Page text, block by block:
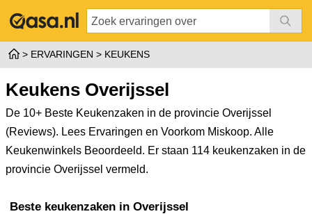
ERVARINGEN KEUKENS
Keukens Overijssel
De 10+ Beste Keukenzaken in de provincie Overijssel
(Reviews). Lees Ervaringen en Voorkom Miskoop. Alle
Keukenwinkels Beoordeeld. Er staan 114 keukenzaken in de
provincie Overijssel vermeld.
Beste keukenzaken in Overijssel